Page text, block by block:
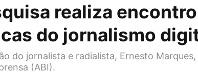
realiza
do jornalismo
do jornalista e radialista, Ernesto
(ABI).